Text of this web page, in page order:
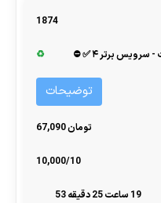
1874
برتر ۴ ✅ ⛔ ♻
توضیحات
تومان 67,090
10,000/10
19 ساعت 25 دقیقه 53